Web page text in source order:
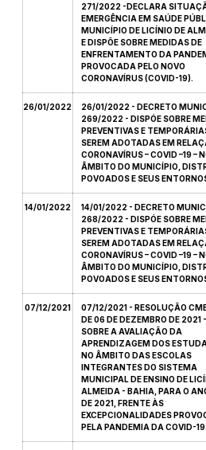
271/2022 -DECLARA
EMERGÊNCIA EM SAÚDE
MUNICÍPIO DE LICÍNIO DE
E DISPÕE SOBRE MEDIDAS DE
ENFRENTAMENTO DA
PROVOCADA PELO NOVO
CORONAVÍRUS (COVID-19).
26/01/2022
26/01/2022 - DECRETO
269/2022 - DISPÓE SOBRE
PREVENTIVAS E
SEREM ADOTADAS EM
CORONAVÍRUS – COVID –19 –
ÂMBITO DO MUNICÍPIO,
POVOADOS E SEUS
14/01/2022
14/01/2022 - DECRETO
268/2022 - DISPÓE SOBRE
PREVENTIVAS E
SEREM ADOTADAS EM
CORONAVÍRUS – COVID –19 –
ÂMBITO DO MUNICÍPIO,
POVOADOS E SEUS
07/12/2021
07/12/2021 - RESOLUÇÃO
DE 06 DE DEZEMBRO DE 2021
SOBRE A AVALIAÇÃO DA
APRENDIZAGEM DOS
NO ÂMBITO DAS ESCOLAS
INTEGRANTES DO SISTEMA
MUNICIPAL DE ENSINO DE
ALMEIDA - BAHIA, PARA O
DE 2021, FRENTE ÀS
EXCEPCIONALIDADES
PELA PANDEMIA DA COVID-19.